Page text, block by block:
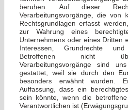
beruhen. Auf dieser
Verarbeitungsvorgänge, die von
Rechtsgrundlagen erfasst
zur Wahrung eines
Unternehmens oder eines Dritten
Interessen, Grundrechte
Betroffenen nicht
Verarbeitungsvorgänge sind
gestattet, weil sie durch den
besonders erwähnt wurden.
Auffassung, dass ein
sein könnte, wenn die
Verantwortlichen ist